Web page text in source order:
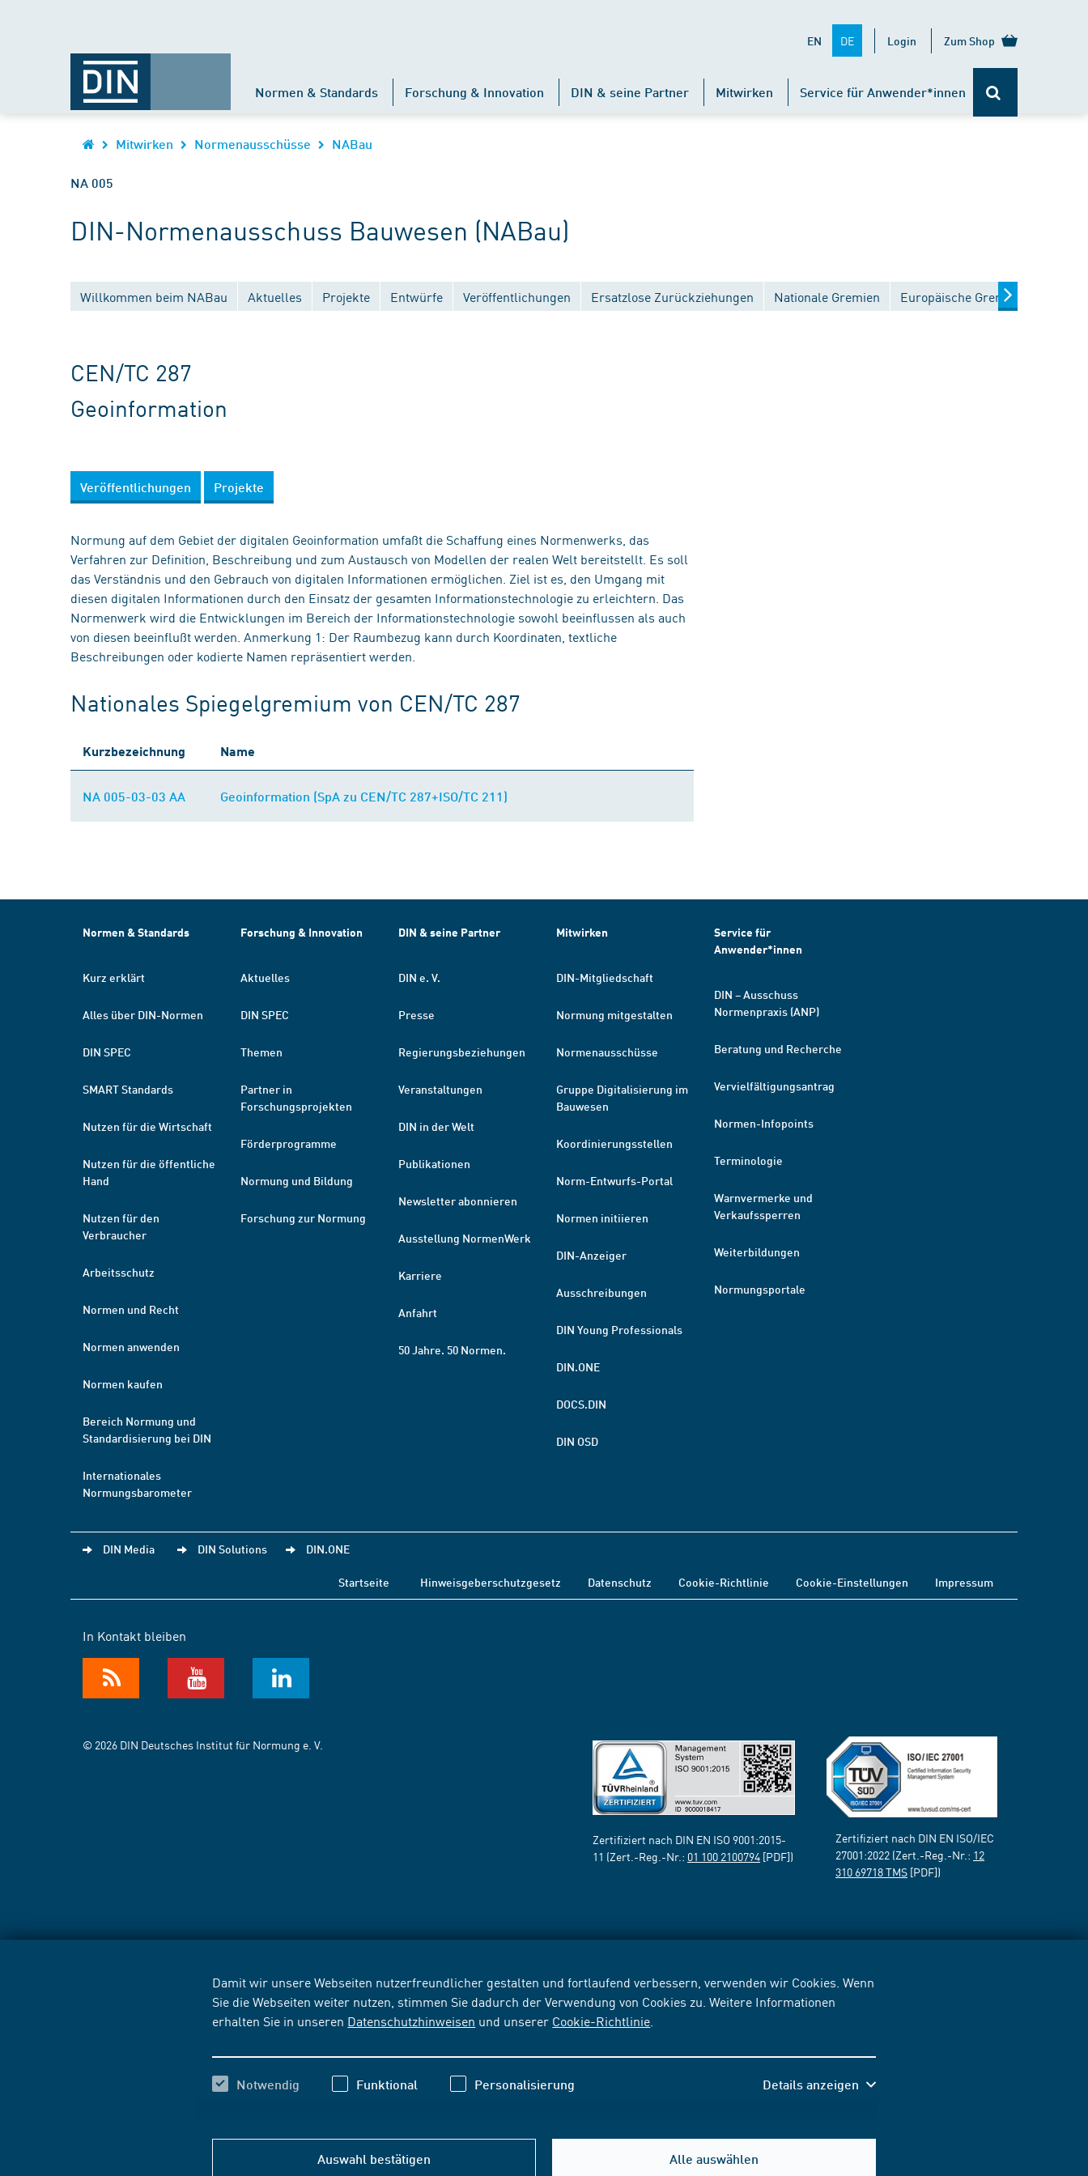
Damit wir unsere Webseiten nutzerfreundlicher gestalten und fortlaufend verbessern, verwenden wir Cookies. Wenn
Sie die Webseiten weiter nutzen, stimmen Sie dadurch der Verwendung von Cookies zu. Weitere Informationen
erhalten Sie in unseren Datenschutzhinweisen und unserer Cookie-Richtlinie
Notwendig Funktional Personalisierung Details anzeigen
Auswahl bestätigen Alle auswählen
EN DE Login Zum Shop
Normen & Standards Forschung & Innovation DIN & seine Partner Mitwirken Service für Anwender*innen
Mitwirken Normenausschüsse NABau
NA 005
DIN-Normenausschuss Bauwesen (NABau)
Willkommen beim NABau Aktuelles Projekte Entwürfe Veröffentlichungen Ersatzlose Zurückziehungen Nationale Gremien Europäische Gremien
CEN/TC 287
Geoinformation
Veröffentlichungen Projekte
Normung auf dem Gebiet der digitalen Geoinformation umfaßt die Schaffung eines Normenwerks, das
Verfahren zur Definition, Beschreibung und zum Austausch von Modellen der realen Welt bereitstellt. Es soll
das Verständnis und den Gebrauch von digitalen Informationen ermöglichen. Ziel ist es, den Umgang mit
diesen digitalen Informationen durch den Einsatz der gesamten Informationstechnologie zu erleichtern. Das
Normenwerk wird die Entwicklungen im Bereich der Informationstechnologie sowohl beeinflussen als auch
von diesen beeinflußt werden. Anmerkung 1: Der Raumbezug kann durch Koordinaten, textliche
Beschreibungen oder kodierte Namen repräsentiert werden.
Nationales Spiegelgremium von CEN/TC 287
Kurzbezeichnung Name
NA 005-03-03 AA Geoinformation (SpA zu CEN/TC 287+ISO/TC 211)
Normen & Standards
Kurz erklärt
Alles über DIN-Normen
DIN SPEC
SMART Standards
Nutzen für die Wirtschaft
Nutzen für die öffentliche
Hand
Nutzen für den
Verbraucher
Arbeitsschutz
Normen und Recht
Normen anwenden
Normen kaufen
Bereich Normung und
Standardisierung bei DIN
Internationales
Normungsbarometer
Forschung & Innovation
Aktuelles
DIN SPEC
Themen
Partner in
Forschungsprojekten
Förderprogramme
Normung und Bildung
Forschung zur Normung
DIN & seine Partner
DIN e. V.
Presse
Regierungsbeziehungen
Veranstaltungen
DIN in der Welt
Publikationen
Newsletter abonnieren
Ausstellung NormenWerk
Karriere
Anfahrt
50 Jahre. 50 Normen.
Mitwirken
DIN-Mitgliedschaft
Normung mitgestalten
Normenausschüsse
Gruppe Digitalisierung im
Bauwesen
Koordinierungsstellen
Norm-Entwurfs-Portal
Normen initiieren
DIN-Anzeiger
Ausschreibungen
DIN Young Professionals
DIN.ONE
DOCS.DIN
DIN OSD
Service für
Anwender*innen
DIN – Ausschuss
Normenpraxis (ANP)
Beratung und Recherche
Vervielfältigungsantrag
Normen-Infopoints
Terminologie
Warnvermerke und
Verkaufssperren
Weiterbildungen
Normungsportale
DIN Media DIN Solutions DIN.ONE
Startseite Hinweisgeberschutzgesetz Datenschutz Cookie-Richtlinie Cookie-Einstellungen Impressum
In Kontakt bleiben
© 2026 DIN Deutsches Institut für Normung e. V.
Zertifiziert nach DIN EN ISO 9001:2015-
11 (Zert.-Reg.-Nr.: 01 100 2100794 [PDF])
Zertifiziert nach DIN EN ISO/IEC
27001:2022 (Zert.-Reg.-Nr.: 12
310 69718 TMS [PDF])